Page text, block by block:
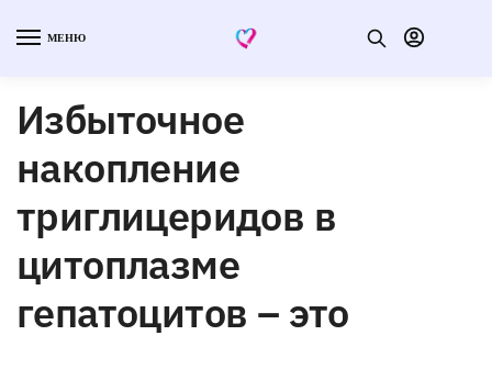
МЕНЮ
Избыточное
накопление
триглицеридов в
цитоплазме
гепатоцитов – это